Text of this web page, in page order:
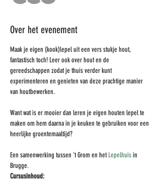
Over het evenement
Maak je eigen (kook)lepel uit een vers stukje hout,
fantastisch toch! Leer ook over hout en de
gereedschappen zodat je thuis verder kunt
experimenteren en genieten van deze prachtige manier
van houtbewerken.
Want wat is er mooier dan leren je eigen houten lepel te
maken om hem daarna in je keuken te gebruiken voor een
heerlijke groentemaaltijd?
Een samenwerking tussen 't Grom en het Lepelhuis in
Brugge.
Cursusinhoud: